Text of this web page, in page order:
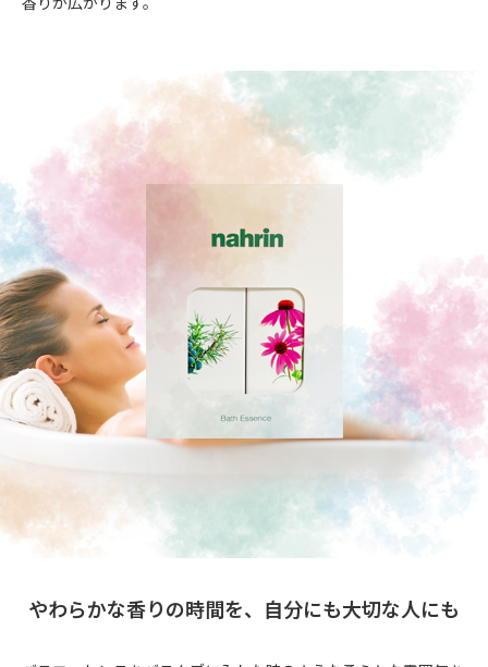
やわらかな香りの時間を、自分にも大切な人にも